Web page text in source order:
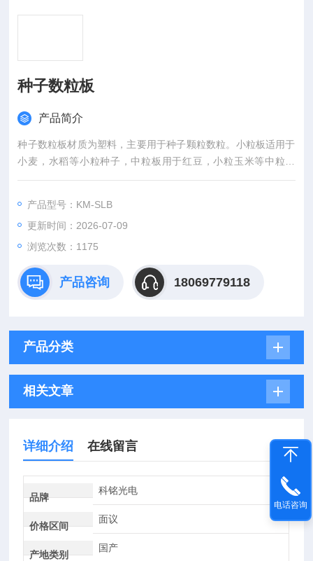
种子数粒板
产品简介
种子数粒板材质为塑料，主要用于种子颗粒数粒。小粒板适用于
小麦，水稻等小粒种子，中粒板用于红豆，小粒玉米等中粒种
子，大粒板适用于大粒玉米，黄豆等大粒种子。
产品型号：KM-SLB
更新时间：2026-07-09
浏览次数：1175
产品咨询 18069779118
产品分类
相关文章
详细介绍 在线留言
品牌
科铭光电
价格区间
面议
产地类别
国产
电话咨询